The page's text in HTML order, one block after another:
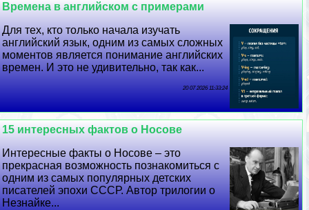
Времена в английском с примерами
Для тех, кто только начала изучать
английский язык, одним из самых сложных
моментов является понимание английских
времен. И это не удивительно, так как...
20 07 2026 11:33:24
15 интересных фактов о Носове
Интересные факты о Носове – это
прекрасная возможность познакомиться с
одним из самых популярных детских
писателей эпохи СССР. Автор трилогии о
Незнайке...